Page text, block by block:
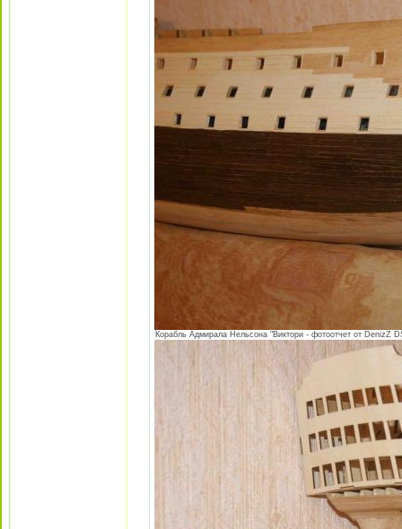
Корабль Адмирала Нельсона "Виктори - фотоотчет от DenizZ